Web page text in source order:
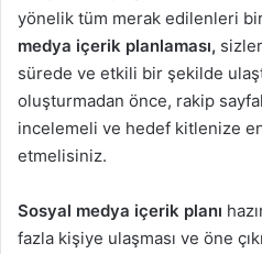
yönelik tüm merak edilenleri
medya içerik planlaması,
sürede ve etkili bir şekilde
oluşturmadan önce, rakip
incelemeli ve hedef kitlenize
etmelisiniz.
Sosyal medya içerik planı
fazla kişiye ulaşması ve öne